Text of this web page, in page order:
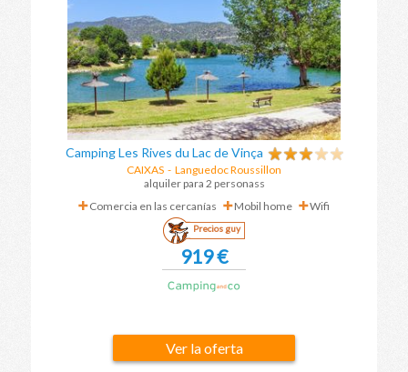
Camping Les Rives du Lac de Vinça
CAIXAS - Languedoc Roussillon
alquiler para 2 personass
Comercia en las cercanías
Mobil home Wifi
Precios guy
919 €
Ver la oferta